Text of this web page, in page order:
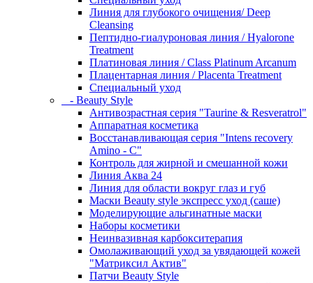
Линия для глубокого очищения/ Deep
Cleansing
Пептидно-гиалуроновая линия / Hyalorone
Treatment
Платиновая линия / Class Platinum Arcanum
Плацентарная линия / Placenta Treatment
Специальный уход
- Beauty Style
Антивозрастная серия "Taurine & Resveratrol"
Аппаратная косметика
Восстанавливающая серия "Intens recovery
Amino - C"
Контроль для жирной и смешанной кожи
Линия Аква 24
Линия для области вокруг глаз и губ
Маски Beauty style экспресс уход (саше)
Моделирующие альгинатные маски
Наборы косметики
Неинвазивная карбокситерапия
Омолаживающий уход за увядающей кожей
"Матриксил Актив"
Патчи Beauty Style